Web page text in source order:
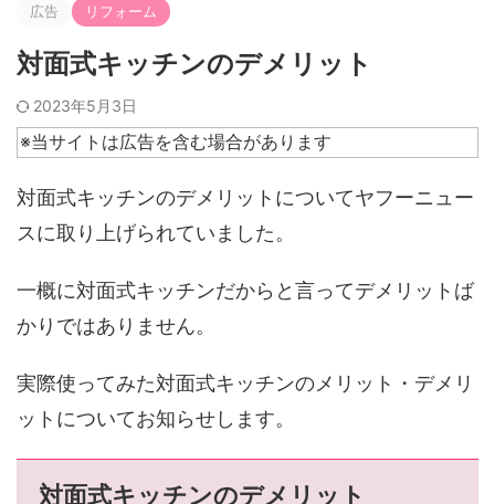
広告 リフォーム
対面式キッチンのデメリット
2023年5月3日
※当サイトは広告を含む場合があります
対面式キッチンのデメリットについてヤフーニュー
スに取り上げられていました。
一概に対面式キッチンだからと言ってデメリットば
かりではありません。
実際使ってみた対面式キッチンのメリット・デメリ
ットについてお知らせします。
対面式キッチンのデメリット